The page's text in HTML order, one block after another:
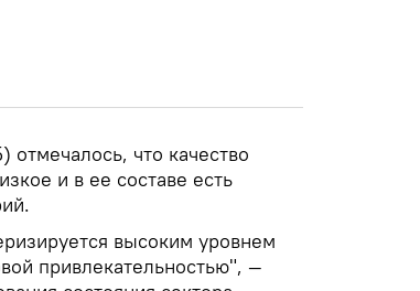
что качество
и в ее составе есть
высоким уровнем
привлекательностью", —